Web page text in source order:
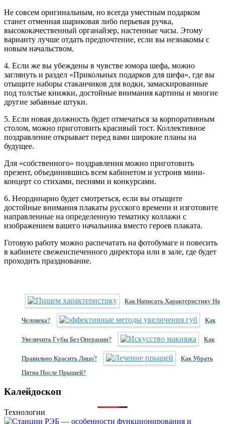
Не совсем оригинальным, но всегда уместным подарком
станет отменная шариковая либо перьевая ручка,
высококачественный органайзер, настенные часы. Этому
варианту лучше отдать предпочтение, если вы незнакомы с
новым начальством.
4. Если же вы убеждены в чувстве юмора шефа, можно
заглянуть и раздел «Прикольных подарков для шефа», где вы
отыщите наборы стаканчиков для водки, замаскированные
под толстые книжки, достойные внимания картины и многие
другие забавные штуки.
5. Если новая должность будет отмечаться за корпоративным
столом, можно приготовить красивый тост. Коллективное
поздравление открывает перед вами широкие планы на
будущее.
Для «собственного» поздравления можно приготовить
презент, объединившись всем кабинетом и устроив мини-
концерт со стихами, песнями и конкурсами.
6. Неординарно будет смотреться, если вы отыщите
достойные внимания плакаты русского времени и изготовите
направленные на определенную тематику коллажи с
изображением вашего начальника вместо героев плаката.
Готовую работу можно распечатать на фотобумаге и повесить
в кабинете свежеиспеченного директора или в зале, где будет
проходить празднование.
Как Написать Характеристику На
Человека? Как
Увеличить Губы Без Операции? Как
Правильно Красить Лицо?
Как Убрать
Пятна После Прыщей?
Калейдоскоп
Технологии